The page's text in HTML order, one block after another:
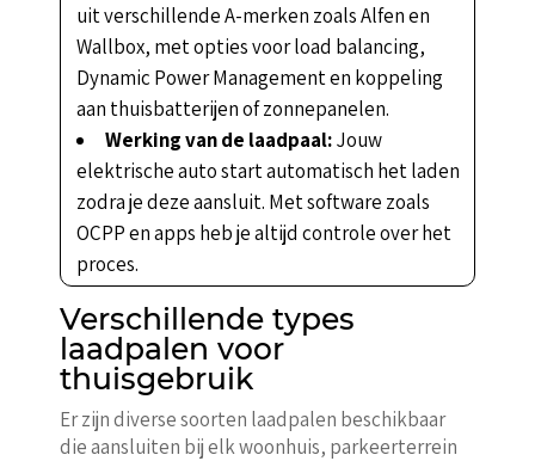
uit verschillende A-merken zoals Alfen en
Wallbox, met opties voor load balancing,
Dynamic Power Management en koppeling
aan thuisbatterijen of zonnepanelen.
Werking van de laadpaal:Jouw
elektrische auto start automatisch het laden
zodra je deze aansluit. Met software zoals
OCPP en apps heb je altijd controle over het
proces.
Verschillende types
laadpalen voor
thuisgebruik
Er zijn diverse soorten laadpalen beschikbaar
die aansluiten bij elk woonhuis, parkeerterrein